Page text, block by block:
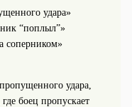
удара»
“поплыл”»
соперником»
удара,
боец пропускает